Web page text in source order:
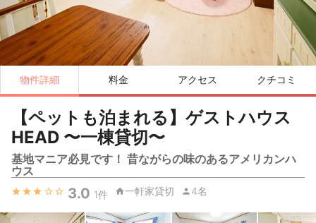
物件詳細 料金 アクセス クチコミ
【ペットも泊まれる】ゲストハウス
HEAD 〜一棟貸切〜
基地マニア必見です！ 昔ながらの味のあるアメリカンハ
ウス
3.0 1件 一軒家貸切 4名